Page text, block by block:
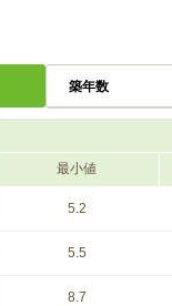
築年数
最小値
5.2
5.5
8.7